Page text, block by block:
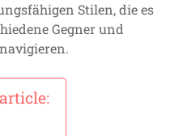
Stilen, die es
Gegner und